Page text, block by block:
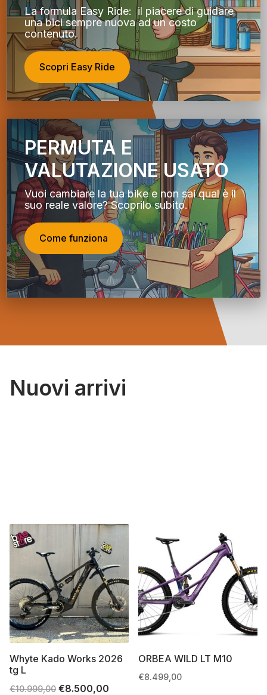
La formula Easy Ride: il piacere di guidare
una bici sempre nuova ad un costo
contenuto.
Scopri Easy Ride
PERMUTA E
VALUTAZIONE USATO
Vuoi cambiare la tua bike e non sai qual è il
suo reale valore? Scoprilo subito.
Come funziona
Nuovi arrivi
Whyte Kado Works 2026
tg L
€10.999,00 Il
€8.500,00
ORBEA WILD LT M10
€8.499,00